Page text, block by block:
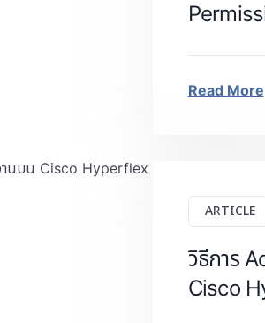
Read More
ARTICLE
วิธีการ
Cisco